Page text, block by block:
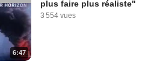
6:47
plus faire plus réaliste"
3 554 vues